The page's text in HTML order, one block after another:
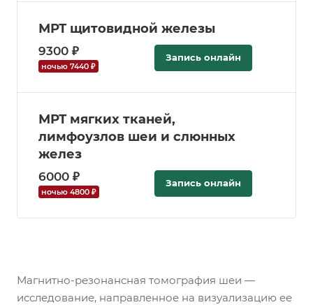
МРТ щитовидной железы
9300 ₽
ночью 7440 ₽
Запись онлайн
МРТ мягких тканей,
лимфоузлов шеи и слюнных
желез
6000 ₽
ночью 4800 ₽
Запись онлайн
Магнитно-резонансная томография шеи —
исследование, направленное на визуализацию ее